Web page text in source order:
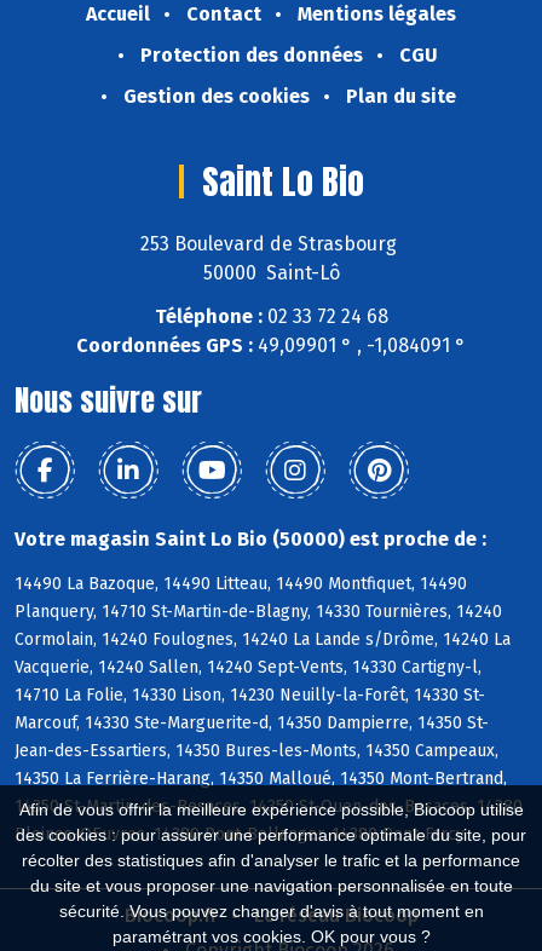
Afin de vous offrir la meilleure expérience possible, Biocoop utilise
des cookies : pour assurer une performance optimale du site, pour
récolter des statistiques afin d'analyser le trafic et la performance
du site et vous proposer une navigation personnalisée en toute
sécurité. Vous pouvez changer d'avis à tout moment en
paramétrant vos cookies. OK pour vous ?
Accueil Contact
Mentions légales
Protection des données
CGU
Gestion des cookies
Plan du site
Saint Lo Bio
253 Boulevard de Strasbourg
50000 Saint-Lô
Téléphone :02 33 72 24 68
Coordonnées GPS : 49,09901 ° , -1,084091 °
Nous suivre sur
Votre magasin Saint Lo Bio (50000) est proche de :
14490 La Bazoque, 14490 Litteau, 14490 Montfiquet, 14490
Planquery, 14710 St-Martin-de-Blagny, 14330 Tournières, 14240
Cormolain, 14240 Foulognes, 14240 La Lande s/Drôme, 14240 La
Vacquerie, 14240 Sallen, 14240 Sept-Vents, 14330 Cartigny-l,
14710 La Folie, 14330 Lison, 14230 Neuilly-la-Forêt, 14330 St-
Marcouf, 14330 Ste-Marguerite-d, 14350 Dampierre, 14350 St-
Jean-des-Essartiers, 14350 Bures-les-Monts, 14350 Campeaux,
14350 La Ferrière-Harang, 14350 Malloué, 14350 Mont-Bertrand,
14350 St-Martin-des-Besaces, 14350 St-Ouen-des-Besaces, 14380
Pleines-OEuvres, 14380 Pont-Bellanger, 14380 Pont-Farcy
Biocoop.fr
Le réseau Biocoop